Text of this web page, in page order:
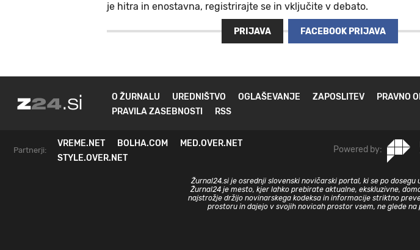
je hitra in enostavna, registrirajte se in vključite v debato.
PRIJAVA FACEBOOK PRIJAVA
O ŽURNALU UREDNIŠTVO OGLAŠEVANJE ZAPOSLITEV PRAVNO
PRAVILA ZASEBNOSTI
RSS
Partnerji:
VREME.NET BOLHA.COM
MED.OVER.NET
STYLE.OVER.NET
Powered by:
Žurnal24.si je osrednji slovenski novičarski portal, ki se po
Žurnal24 je mesto, kjer lahko prebirate aktualne, ekskluzivne,
najstrožje držijo novinarskega kodeksa in informacije striktno
prostoru in dajejo v svojih novicah prostor vsem, ne glede